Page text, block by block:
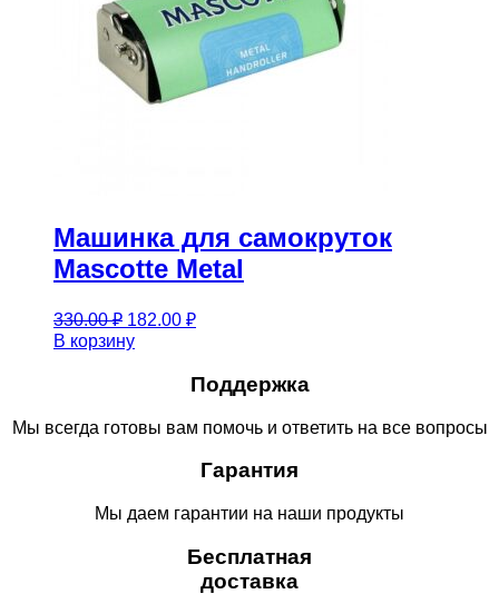
Машинка для самокруток
Mascotte Metal
330.00₽ Первоначальная
цена
составляла
330.00 ₽.
182.00 ₽Текущая
В корзину
Поддержка
Мы всегда готовы вам помочь и ответить на все вопросы
Гарантия
Мы даем гарантии на наши продукты
Бесплатная
доставка